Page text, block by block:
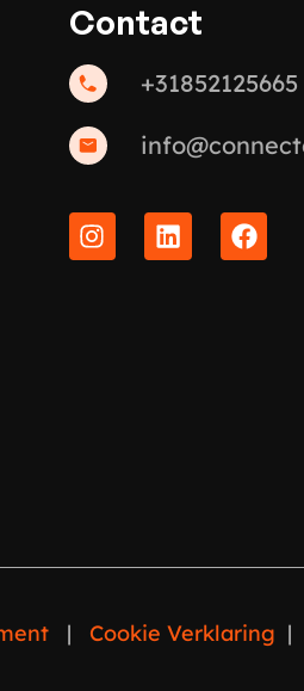
Contact
+31852125665
| Cookie Verklaring |